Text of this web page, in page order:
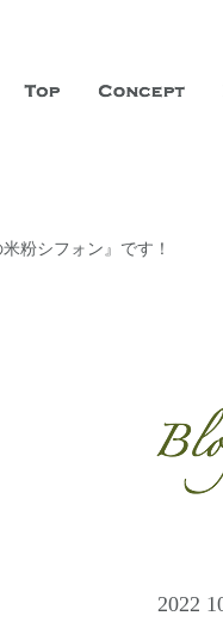
クエステ
、神戸三宮に「神戸店」
面から美しくなることを
粉シフォン』です！
2022